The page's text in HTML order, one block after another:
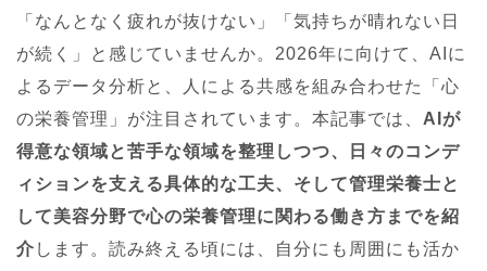
c
e
b
o
o
k
tt
er
e
e
n
a
ck
et
er
e
st
「なんとなく疲れが抜けない」「気持ちが晴れない日
が続く」と感じていませんか。2026年に向けて、AIに
よるデータ分析と、人による共感を組み合わせた「心
の栄養管理」が注目されています。本記事では、 AIが
得意な領域と苦手な領域を整理しつつ、日々のコンデ
ィションを支える具体的な工夫、そして管理栄養士と
して美容分野で心の栄養管理に関わる働き方までを紹
介 します。読み終える頃には、自分にも周囲にも活か